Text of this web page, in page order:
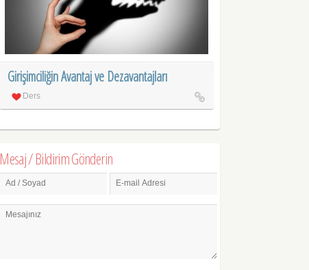
Girişimciliğin Avantaj ve Dezavantajları
Ders
Mesaj / Bildirim Gönderin
Ad / Soyad E-mail Adresi
Mesajınız